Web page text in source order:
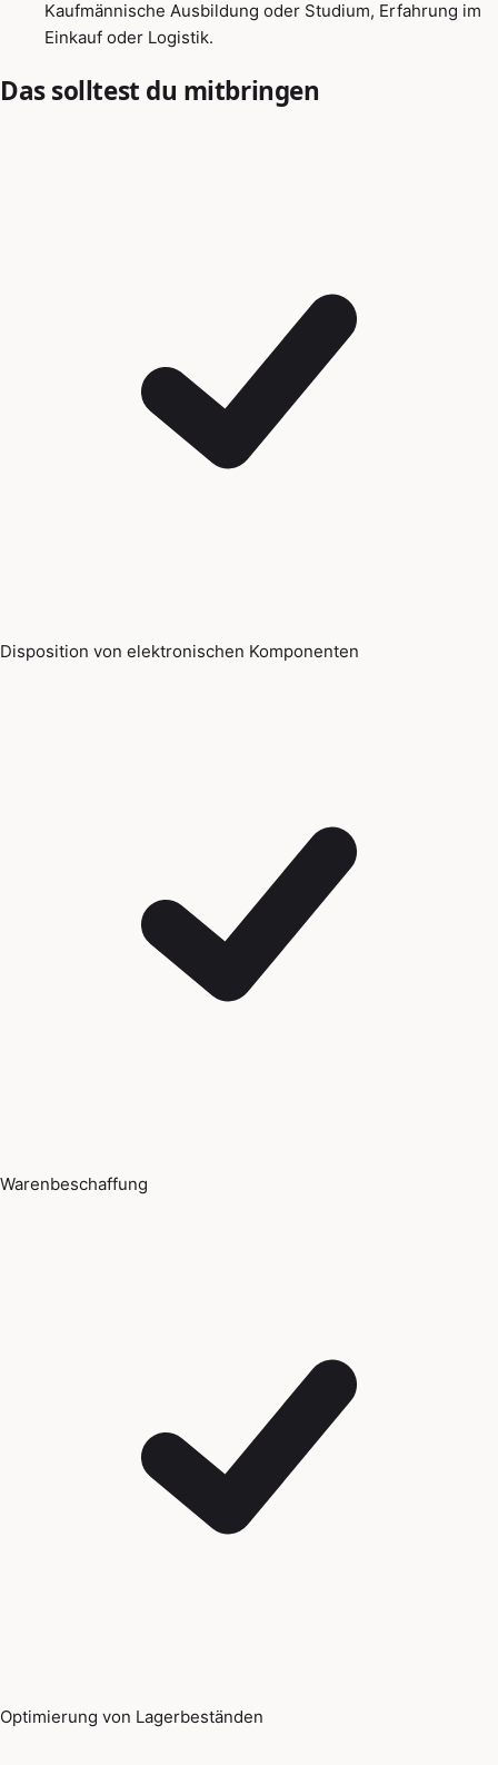
Kaufmännische Ausbildung oder Studium, Erfahrung im
Einkauf oder Logistik.
Das solltest du mitbringen
Disposition von elektronischen Komponenten
Warenbeschaffung
Optimierung von Lagerbeständen